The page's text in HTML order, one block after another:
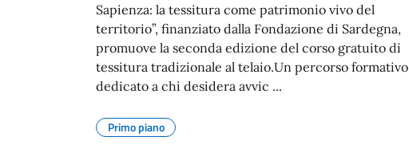
Sapienza: la tessitura come patrimonio vivo del
territorio”, finanziato dalla Fondazione di Sardegna,
promuove la seconda edizione del corso gratuito di
tessitura tradizionale al telaio.Un percorso formativo
dedicato a chi desidera avvic ...
Primo piano